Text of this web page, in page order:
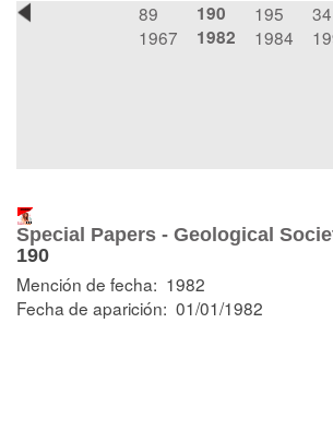
89
1967
190
1982
195
1984
Special Papers - Geological
190
Mención de fecha: 1982
Fecha de aparición: 01/01/1982